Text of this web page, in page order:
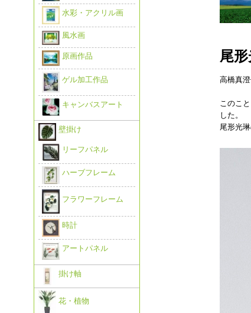
尾
高橋真
このこ
した。
尾形光
水彩・アクリル画
風水画
原画作品
ゲル加工作品
キャンバスアート
壁掛け
リーフパネル
ハーブフレーム
フラワーフレーム
時計
アートパネル
掛け軸
花・植物